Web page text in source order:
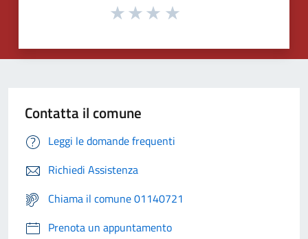
Contatta il comune
Leggi le domande frequenti
Richiedi Assistenza
Chiama il comune 01140721
Prenota un appuntamento